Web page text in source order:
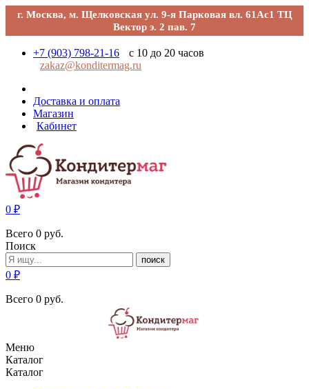
г. Москва, м. Щелковская ул. 9-я Парковая вл. 61Ас1 ТЦ
Вектор э. 2 пав. 7
+7 (903) 798-21-16
с 10 до 20 часов
zakaz@konditermag.ru
Доставка и оплата
Магазин
Кабинет
0 ₽
Всего 0 руб.
Поиск
поиск
0 ₽
Всего 0 руб.
Меню
Каталог
Каталог